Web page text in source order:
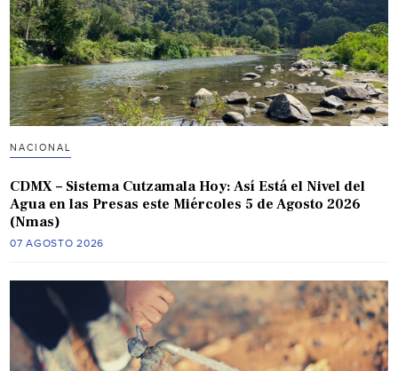
NACIONAL
CDMX – Sistema Cutzamala Hoy: Así Está el Nivel del
Agua en las Presas este Miércoles 5 de Agosto 2026
(Nmas)
07 AGOSTO 2026